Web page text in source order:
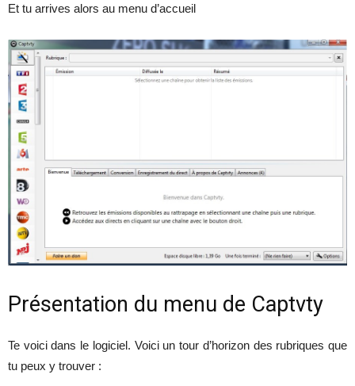
Et tu arrives alors au menu d’accueil
Présentation du menu de Captvty
Te voici dans le logiciel. Voici un tour d’horizon des rubriques que
tu peux y trouver :